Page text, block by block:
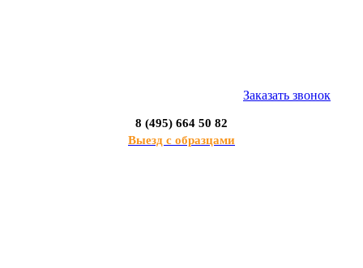
Заказать звонок
8 (495) 664 50 82
Выезд с образцами